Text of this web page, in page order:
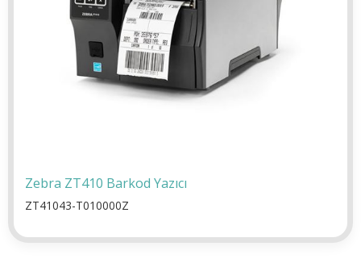
Zebra ZT410 Barkod Yazıcı
ZT41043-T010000Z